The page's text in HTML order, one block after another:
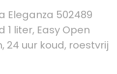
Eleganza 502489
1 liter, Easy Open
24 uur koud, roestvrij